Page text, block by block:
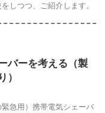
しつつ、ご紹介します。
バーを考える（製
）
急用）携帯電気シェーバ